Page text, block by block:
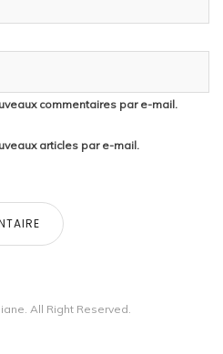
commentaires par e-mail.
articles par e-mail.
All Right Reserved.